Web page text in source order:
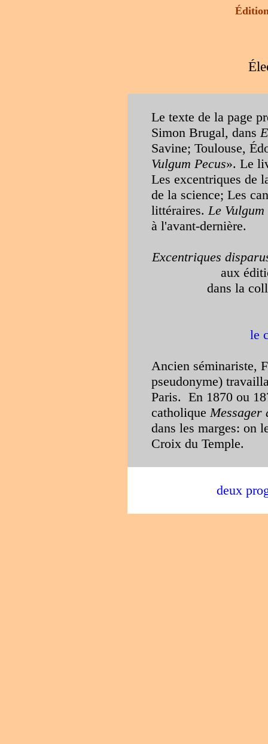
Le texte de la page
Simon Brugal, dans
Savine; Toulouse,
Vulgum Pecus». Le
Les excentriques de
de la science; Les
littéraires.Le Vulgum
à l'avant-dernière.
Excentriques
aux
dans la
le
Ancien séminariste,
pseudonyme)
Paris. En 1870 ou
catholiqueMessager
dans les marges: on
Croix du Temple.
deux